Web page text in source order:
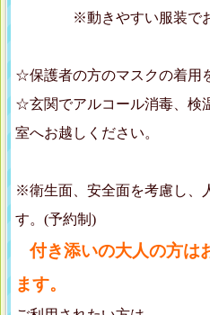
※動きやすい服装でお
☆保護者の方のマスクの着用
☆玄関でアルコール消毒、検
室へお越しください。
※衛生面、安全面を考慮し、
す。(予約制)
付き添いの大人の方は
ます。